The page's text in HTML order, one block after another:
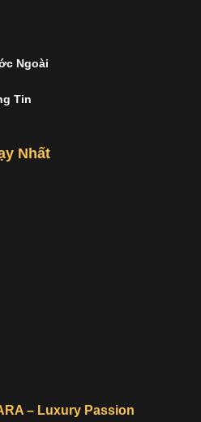
Ngoài
Tin
Nhất
– Luxury Passion